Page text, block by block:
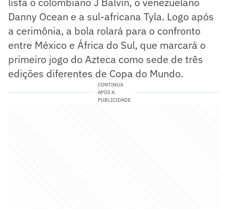
Danny Ocean e a sul-africana Tyla. Logo após
a cerimônia, a bola rolará para o confronto
entre México e África do Sul, que marcará o
primeiro jogo do Azteca como sede de três
edições diferentes de Copa do Mundo.
CONTINUA
APÓS A
PUBLICIDADE